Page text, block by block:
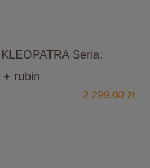
Seria:
+ rubin
2 299,00 zł